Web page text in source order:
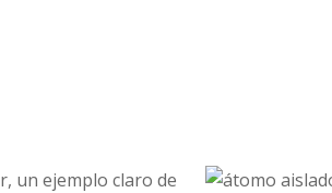
un ejemplo claro de